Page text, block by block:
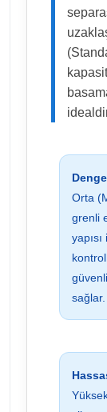
Orta
grenli
yapısı
sağlar.